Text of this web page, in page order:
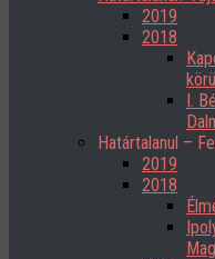
2019
2018
I.
Határtalanul –
2019
2018